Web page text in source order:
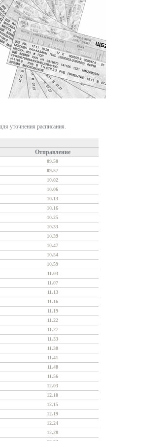
уточнения расписания.
Отправление
09.50
09.57
10.02
10.06
10.13
10.16
10.25
10.33
10.39
10.47
10.54
10.59
11.03
11.07
11.13
11.16
11.19
11.22
11.27
11.33
11.38
11.41
11.48
11.56
12.03
12.10
12.15
12.19
12.24
12.28